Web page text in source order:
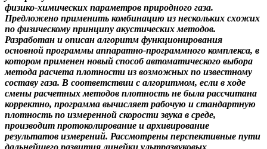
физико-химических параметров природного газа.
Предложено применить комбинацию из нескольких схожих
по физическому принципу акустических методов.
Разработан и описан алгоритм функционирования
основной программы аппаратно-программного комплекса, в
котором применен новый способ автоматического выбора
метода расчета плотности из возможных по известному
составу газа. В соответствии с алгоритмом, если в ходе
смены расчетных методов плотность не была рассчитана
корректно, программа вычисляет рабочую и стандартную
плотность по измеренной скорости звука в среде,
производит протоколирование и архивирование
результатов измерений. Рассмотрены перспективные пути
дальнейшего развития линейки ультразвуковых